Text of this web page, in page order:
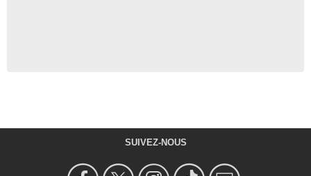
SUIVEZ-NOUS